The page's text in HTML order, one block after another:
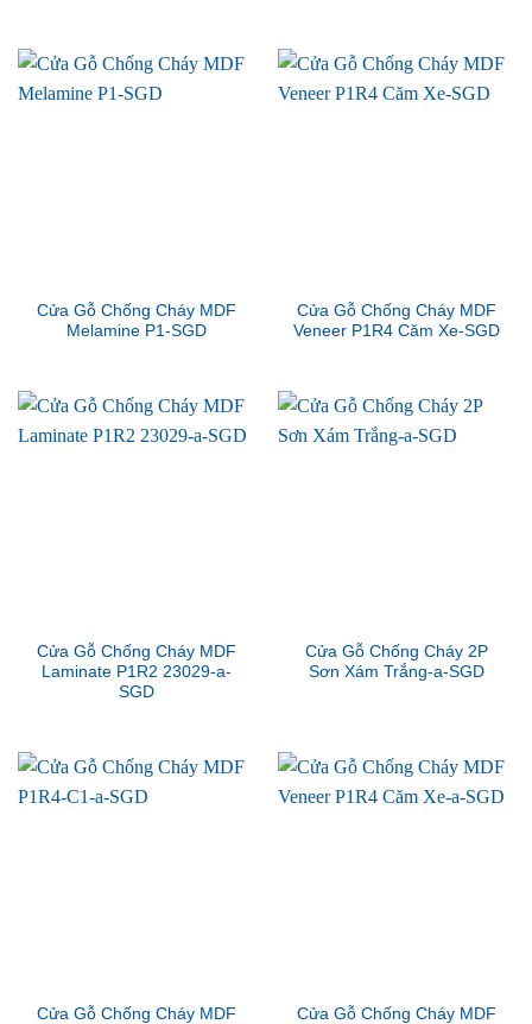
Cửa Gỗ Chống Cháy MDF
Melamine P1-SGD
Cửa Gỗ Chống Cháy MDF
Veneer P1R4 Căm Xe-SGD
Cửa Gỗ Chống Cháy MDF
Laminate P1R2 23029-a-
SGD
Cửa Gỗ Chống Cháy 2P
Sơn Xám Trắng-a-SGD
Cửa Gỗ Chống Cháy MDF Cửa Gỗ Chống Cháy MDF